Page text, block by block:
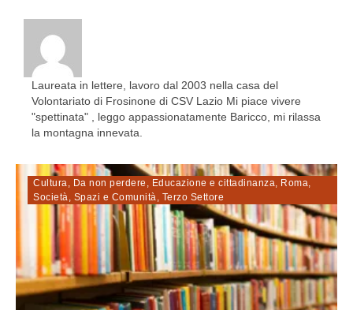
Laureata in lettere, lavoro dal 2003 nella casa del
Volontariato di Frosinone di CSV Lazio Mi piace vivere
"spettinata" , leggo appassionatamente Baricco, mi rilassa
la montagna innevata.
Cultura, Da non perdere , Educazione e cittadinanza, Roma,
Società, Spazi e Comunità, Terzo Settore